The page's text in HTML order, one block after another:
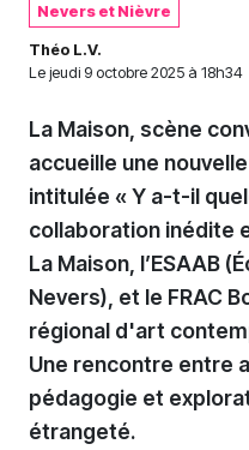
Nevers et Nièvre
Théo L.V.
Le jeudi 9 octobre 2025 à 18h34
La Maison, scène
accueille une
intitulée « Y a-t-il
collaboration inédite
La Maison, l’ESAAB
Nevers), et le FRAC
régional d'art
Une rencontre entre
pédagogie et
étrangeté.